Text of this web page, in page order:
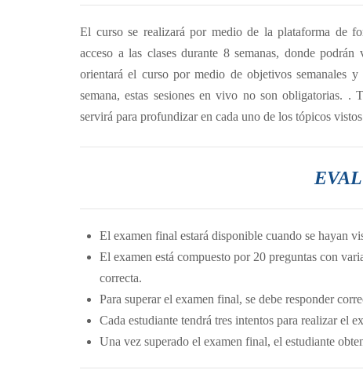
El curso se realizará por medio de la plataforma de
acceso a las clases durante 8 semanas, donde
orientará el curso por medio de objetivos semanales
semana, estas sesiones en vivo no son obligatorias. .
servirá para profundizar en cada uno de los tópicos
El examen final estará disponible cuando se hayan
El examen está compuesto por 20 preguntas con
correcta.
Para superar el examen final, se debe responder
Cada estudiante tendrá tres intentos para realizar el
Una vez superado el examen final, el estudiante